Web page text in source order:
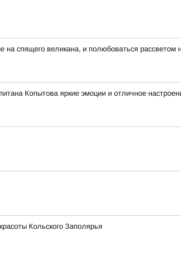
спящего великана, и полюбоваться рассветом
Копытова яркие эмоции и отличное
Кольского Заполярья